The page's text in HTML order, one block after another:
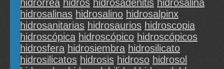
hidrorrea hidros hidrosadenitis hidrosalina
hidrosalinas hidrosalino hidrosalpinx
hidrosanitarias hidrosaurios hidroscopia
hidroscópica hidroscópico hidroscópicos
hidrosfera hidrosiembra hidrosilicato
hidrosilicatos hidrosis hidroso hidrosol